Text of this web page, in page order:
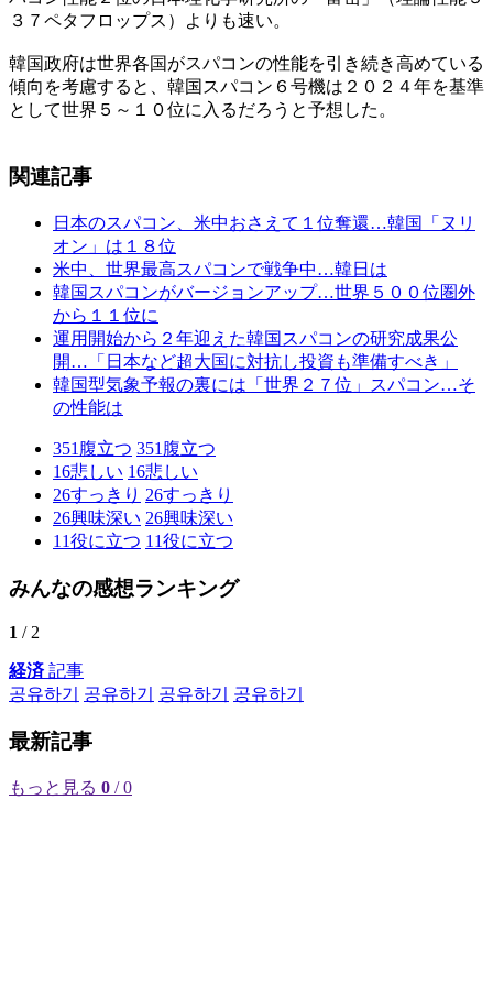
３７ペタフロップス）よりも速い。
韓国政府は世界各国がスパコンの性能を引き続き高めている
傾向を考慮すると、韓国スパコン６号機は２０２４年を基準
として世界５～１０位に入るだろうと予想した。
関連記事
日本のスパコン、米中おさえて１位奪還…韓国「ヌリ
オン」は１８位
米中、世界最高スパコンで戦争中…韓日は
韓国スパコンがバージョンアップ…世界５００位圏外
から１１位に
運用開始から２年迎えた韓国スパコンの研究成果公
開…「日本など超大国に対抗し投資も準備すべき」
韓国型気象予報の裏には「世界２７位」スパコン…そ
の性能は
351 腹立つ 351 腹立つ
16悲しい 16悲しい
26すっきり 26すっきり
26興味深い 26興味深い
11役に立つ 11役に立つ
みんなの感想ランキング
1 / 2
経済記事
공유하기
공유하기 공유하기 공유하기
最新記事
もっと見る 0 / 0